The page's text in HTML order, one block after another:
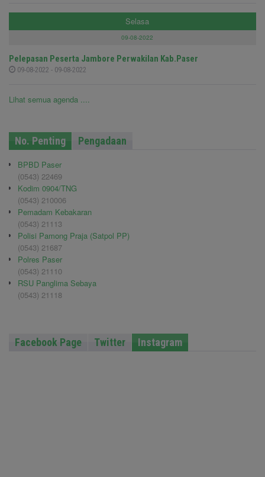
Selasa
09-08-2022
Pelepasan Peserta Jambore Perwakilan Kab.Paser
09-08-2022 - 09-08-2022
Lihat semua agenda ....
No. Penting Pengadaan
BPBD Paser
(0543) 22469
Kodim 0904/TNG
(0543) 210006
Pemadam Kebakaran
(0543) 21113
Polisi Pamong Praja (Satpol PP)
(0543) 21687
Polres Paser
(0543) 21110
RSU Panglima Sebaya
(0543) 21118
Facebook Page Twitter Instagram